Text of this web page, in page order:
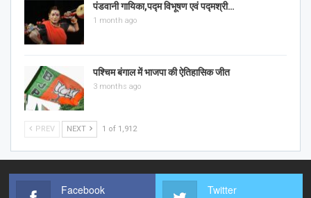
पंडवानी गायिका,पद्म विभूषण एवं पद्मश्री…
1 month ago
पश्चिम बंगाल में भाजपा की ऐतिहासिक जीत
3 months ago
PREV NEXT 1 of 1,912
Facebook Twitter